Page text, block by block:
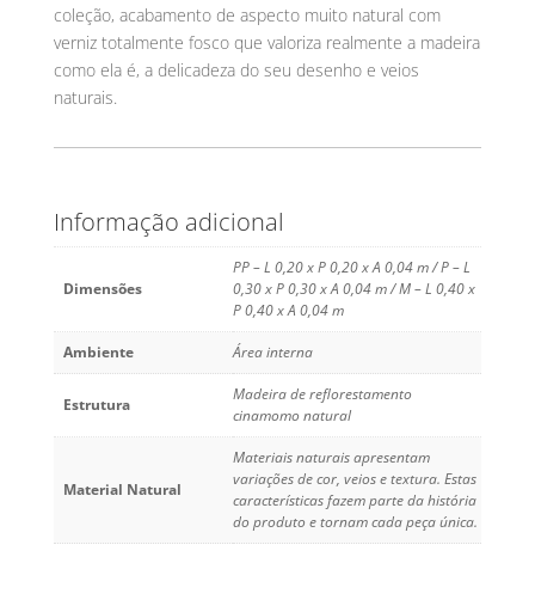
coleção, acabamento de aspecto muito natural com
verniz totalmente fosco que valoriza realmente a madeira
como ela é, a delicadeza do seu desenho e veios
naturais.
Informação adicional
Dimensões
PP – L 0,20 x P 0,20 x A 0,04 m / P – L
0,30 x P 0,30 x A 0,04 m / M – L 0,40 x
P 0,40 x A 0,04 m
Ambiente Área interna
Estrutura
Madeira de reflorestamento
cinamomo natural
Material Natural
Materiais naturais apresentam
variações de cor, veios e textura. Estas
características fazem parte da história
do produto e tornam cada peça única.